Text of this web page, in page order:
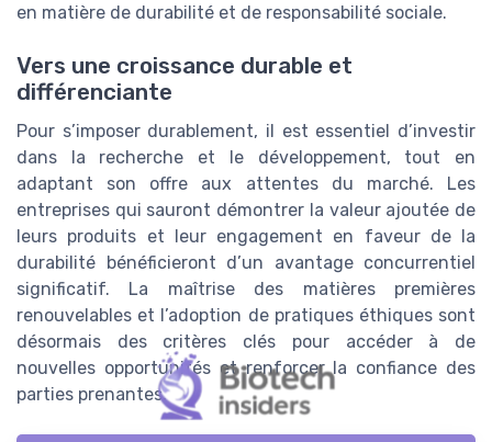
en matière de durabilité et de responsabilité sociale.
Vers une croissance durable et
différenciante
Pour s’imposer durablement, il est essentiel d’investir
dans la recherche et le développement, tout en
adaptant son offre aux attentes du marché. Les
entreprises qui sauront démontrer la valeur ajoutée de
leurs produits et leur engagement en faveur de la
durabilité bénéficieront d’un avantage concurrentiel
significatif. La maîtrise des matières premières
renouvelables et l’adoption de pratiques éthiques sont
désormais des critères clés pour accéder à de
nouvelles opportunités et renforcer la confiance des
parties prenantes.